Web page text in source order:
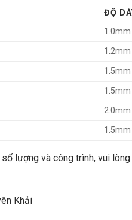
ĐỘ
1.0mm
1.2mm
1.5mm
1.5mm
2.0mm
1.5mm
lượng và công trình, vui lòng
Khải